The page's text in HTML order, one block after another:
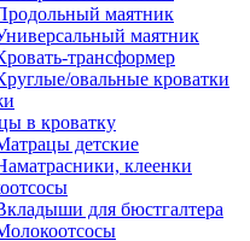
маятник
маятник
трансформер
овальные кроватки
в кроватку
детские
клеенки
для бюстгалтера